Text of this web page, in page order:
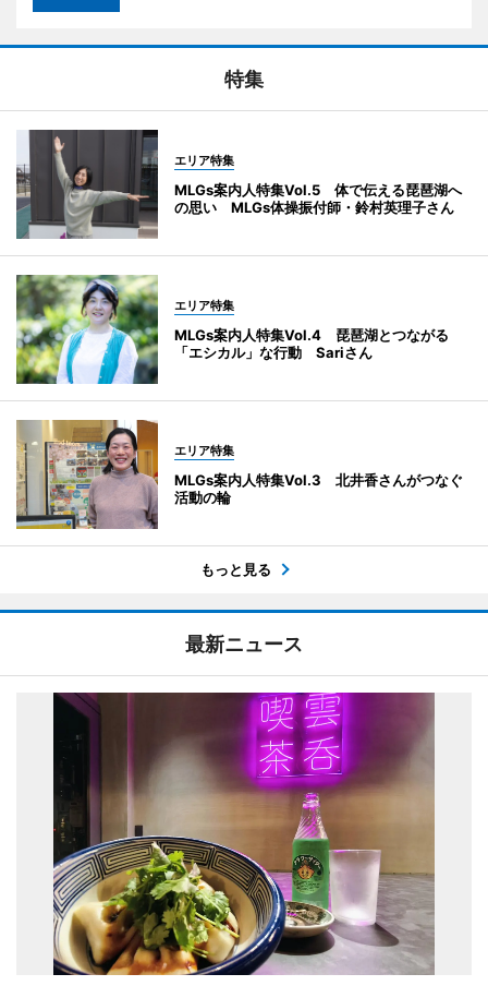
特集
エリア特集
MLGs案内人特集Vol.5 体で伝える琵琶湖へ
の思い MLGs体操振付師・鈴村英理子さん
エリア特集
MLGs案内人特集Vol.4 琵琶湖とつながる
「エシカル」な行動 Sariさん
エリア特集
MLGs案内人特集Vol.3 北井香さんがつなぐ
活動の輪
もっと見る
最新ニュース